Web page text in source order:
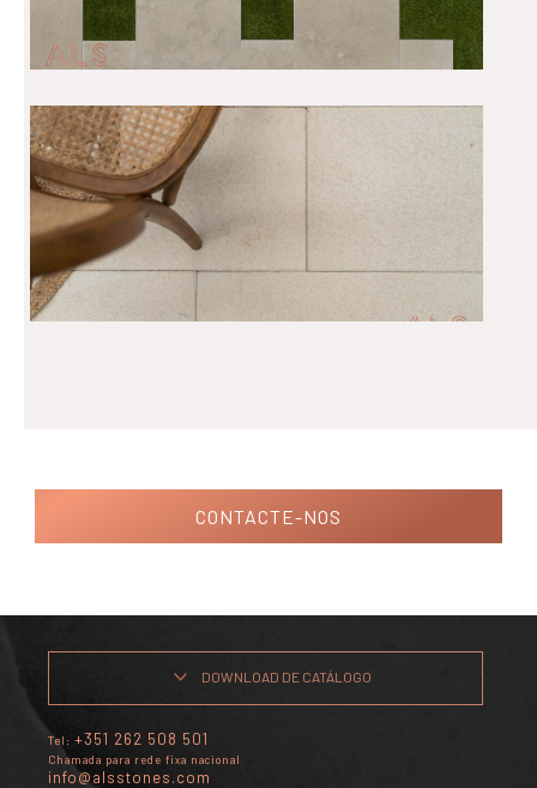
CONTACTE-NOS
DOWNLOAD DE CATÁLOGO
Tel: +351 262 508 501
Chamada para rede fixa nacional
info@alsstones.com